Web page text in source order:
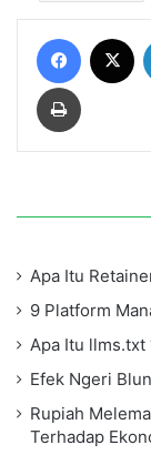
Apa Itu
9 Platform
Apa Itu llms.txt
Efek Ngeri
Rupiah
Terhadap